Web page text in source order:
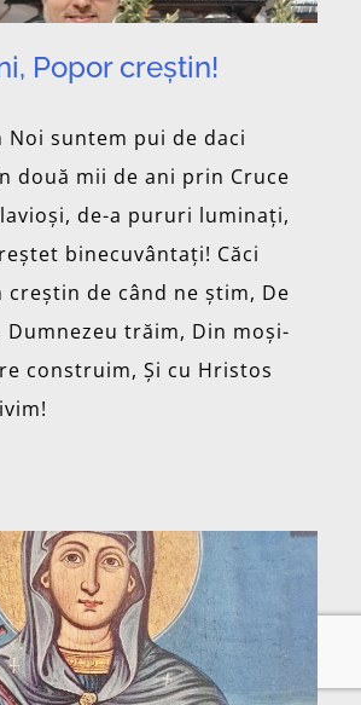
Popor creștin!
Noi suntem pui de daci
două mii de ani prin Cruce
de-a pururi luminați,
binecuvântați! Căci
creștin de când ne știm, De
trăim, Din moși-
construim, Și cu Hristos